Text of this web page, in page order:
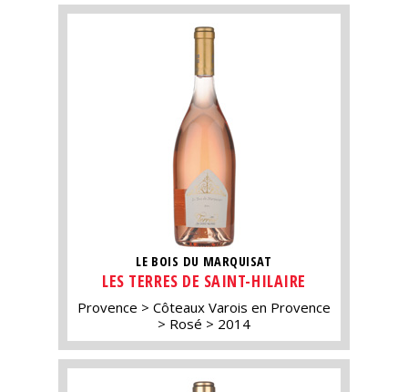
LE BOIS DU MARQUISAT
LES TERRES DE SAINT-HILAIRE
Provence
Côteaux Varois en Provence
Rosé
2014